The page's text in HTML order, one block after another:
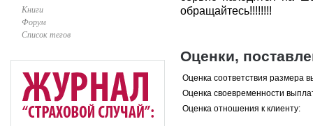
Книги
Форум
Список тегов
обращайтесь!!!!!!!!
Оценки,
Оценка соответствия размера
Оценка своевременности
Оценка отношения к клиенту: